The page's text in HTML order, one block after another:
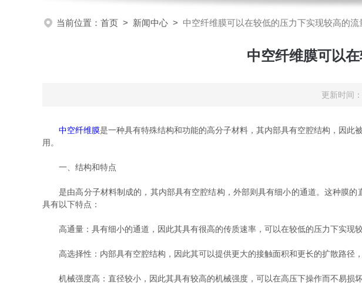
当前位置： 首页 > 新闻中心 > 中空纤维膜可以在较低的压力下实现较高的流
中空纤维膜可以
更新时间
中空纤维膜是一种具有特殊结构和功能的高分子材料，其内部具有空腔结构，因此
用。
一、结构和特点
是由高分子材料制成的，其内部具有空腔结构，外部则具有细小的通道。这种膜的
具有以下特点：
高通量：具有细小的通道，因此其具有很高的传质速率，可以在较低的压力下实现较
高选择性：内部具有空腔结构，因此其可以提供更大的接触面积和更长的扩散路径，
机械强度高：直径较小，因此其具有较高的机械强度，可以在高压下操作而不易损坏